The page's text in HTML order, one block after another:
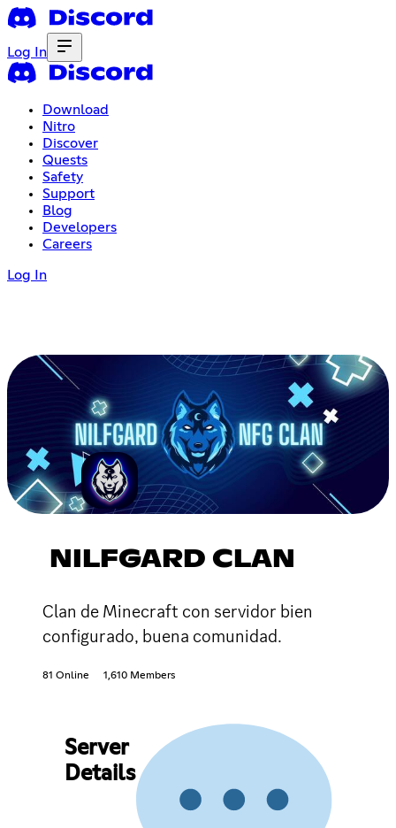
Log In
Download
Nitro
Discover
Quests
Safety
Support
Blog
Developers
Careers
Log In
NILFGARD CLAN
Clan de Minecraft con servidor bien
configurado, buena comunidad.
81 Online 1,610 Members
Server
Details